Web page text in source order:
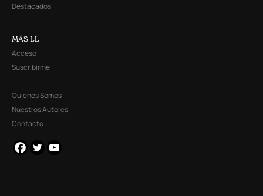
Destacados
MÁS LL
Acceso
Suscribirme
Quienes Somos
Nuestros Autores
Contacto